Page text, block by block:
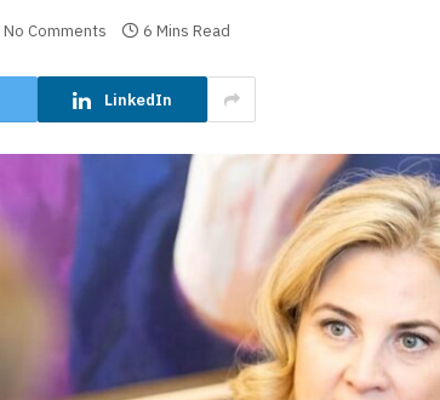
No Comments 6 Mins Read
LinkedIn